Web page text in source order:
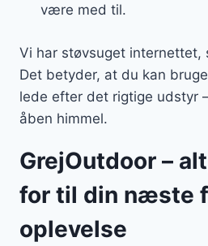
være med til.
Vi har støvsuget internettet,
Det betyder, at du kan
lede efter det rigtige udstyr
åben himmel.
GrejOutdoor –
for til din næste
oplevelse